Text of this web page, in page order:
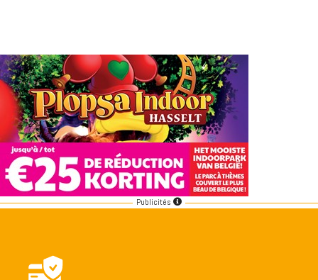
Publicités